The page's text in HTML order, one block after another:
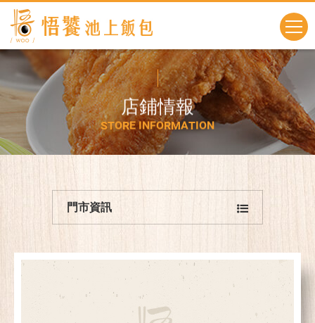
店鋪情報
STORE INFORMATION
門市資訊